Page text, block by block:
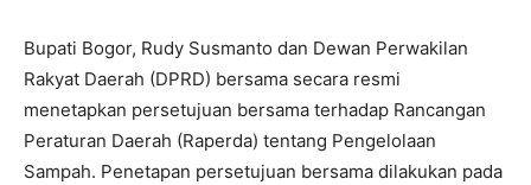
Bupati Bogor, Rudy Susmanto dan Dewan Perwakilan
Rakyat Daerah (DPRD) bersama secara resmi
menetapkan persetujuan bersama terhadap Rancangan
Peraturan Daerah (Raperda) tentang Pengelolaan
Sampah. Penetapan persetujuan bersama dilakukan pada